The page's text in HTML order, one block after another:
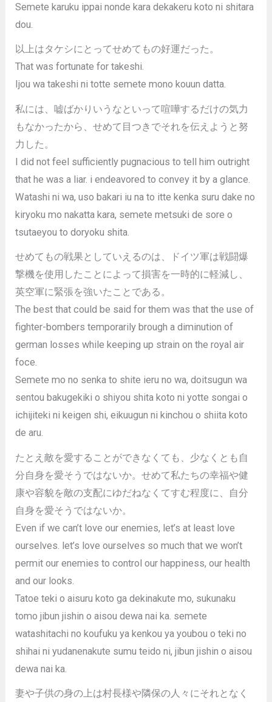
Semete karuku ippai nonde kara dekakeru koto ni shitara
dou.
以上はタケシにとってせめてもの好運だった。
That was fortunate for takeshi.
Ijou wa takeshi ni totte semete mono kouun datta.
私には、嘘ばかりいうなといって喧嘩するだけの気力
もなかったから、せめて目つきでそれを伝えようと努
力した。
I did not feel sufficiently pugnacious to tell him outright
that he was a liar. i endeavored to convey it by a glance.
Watashi ni wa, uso bakari iu na to itte kenka suru dake no
kiryoku mo nakatta kara, semete metsuki de sore o
tsutaeyou to doryoku shita.
せめてもの戦果としていえるのは、ドイツ軍は戦闘爆
撃機を使用したことによって損害を一時的に軽減し、
英空軍に緊張を強いたことである。
The best that could be said for them was that the use of
fighter-bombers temporarily brough a diminution of
german losses while keeping up strain on the royal air
foce.
Semete mo no senka to shite ieru no wa, doitsugun wa
sentou bakugekiki o shiyou shita koto ni yotte songai o
ichijiteki ni keigen shi, eikuugun ni kinchou o shiita koto
de aru.
たとえ敵を愛することができなくても、少なくとも自
分自身を愛そうではないか。せめて私たちの幸福や健
康や容貌を敵の支配にゆだねなくてすむ程度に、自分
自身を愛そうではないか。
Even if we can’t love our enemies, let’s at least love
ourselves. let’s love ourselves so much that we won’t
permit our enemies to control our happiness, our health
and our looks.
Tatoe teki o aisuru koto ga dekinakute mo, sukunaku
tomo jibun jishin o aisou dewa nai ka. semete
watashitachi no koufuku ya kenkou ya youbou o teki no
shihai ni yudanenakute sumu teido ni, jibun jishin o aisou
dewa nai ka.
妻や子供の身の上は村長様や隣保の人々にそれとなく